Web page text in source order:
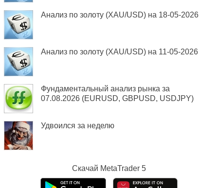
Анализ по золоту (XAU/USD) на 18-05-2026
Анализ по золоту (XAU/USD) на 11-05-2026
Фундаментальный анализ рынка за
07.08.2026 (EURUSD, GBPUSD, USDJPY)
Удвоился за неделю
Скачай MetaTrader 5